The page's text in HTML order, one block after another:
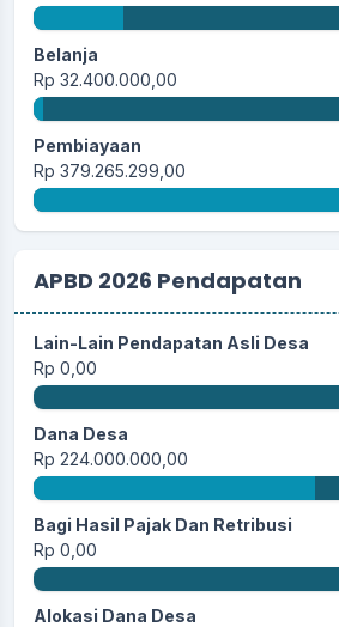
Belanja
Rp 32.400.000,00
Pembiayaan
Rp 379.265.299,00
APBD 2026 Pendapatan
Lain-Lain Pendapatan Asli Desa
Rp 0,00
Dana Desa
Rp 224.000.000,00
Bagi Hasil Pajak Dan Retribusi
Rp 0,00
Alokasi Dana Desa